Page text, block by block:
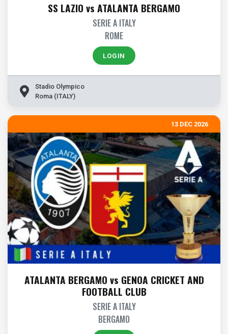
SS LAZIO vs ATALANTA BERGAMO
SERIE A ITALY
ROME
LOGIN
Stadio Olympico
Roma (ITALY)
13 DEC 2026
ATALANTA BERGAMO vs GENOA CRICKET AND
FOOTBALL CLUB
SERIE A ITALY
BERGAMO